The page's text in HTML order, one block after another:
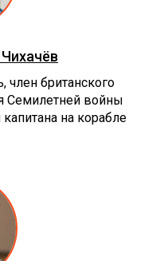
член британского
Семилетней войны
на корабле